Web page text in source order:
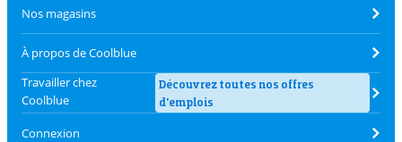
Nos magasins
À propos de Coolblue
Travailler chez
Coolblue
Découvrez toutes nos offres
d'emplois
Connexion